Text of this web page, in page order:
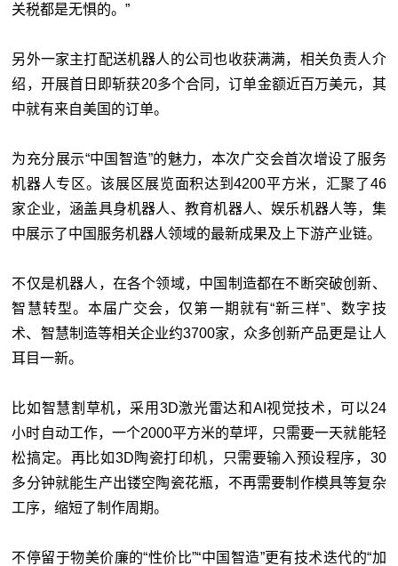
关税都是无惧的。”
另外一家主打配送机器人的公司也收获满满，相关负责人介
绍，开展首日即斩获20多个合同，订单金额近百万美元，其
中就有来自美国的订单。
为充分展示“中国智造”的魅力，本次广交会首次增设了服务
机器人专区。该展区展览面积达到4200平方米，汇聚了46
家企业，涵盖具身机器人、教育机器人、娱乐机器人等，集
中展示了中国服务机器人领域的最新成果及上下游产业链。
不仅是机器人，在各个领域，中国制造都在不断突破创新、
智慧转型。本届广交会，仅第一期就有“新三样”、数字技
术、智慧制造等相关企业约3700家，众多创新产品更是让人
耳目一新。
比如智慧割草机，采用3D激光雷达和AI视觉技术，可以24
小时自动工作，一个2000平方米的草坪，只需要一天就能轻
松搞定。再比如3D陶瓷打印机，只需要输入预设程序，30
多分钟就能生产出镂空陶瓷花瓶，不再需要制作模具等复杂
工序，缩短了制作周期。
不停留于物美价廉的“性价比”“中国智造”更有技术迭代的“加